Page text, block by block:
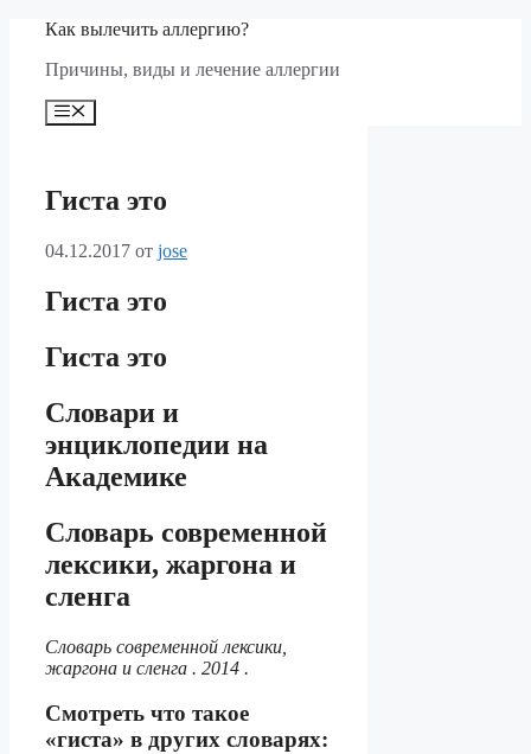
Перейти
содержимому
Как вылечить аллергию?
Причины, виды и лечение аллергии
Меню
Гиста это
04.12.2017 от jose
Гиста это
Гиста это
Словари и
энциклопедии на
Академике
Cловарь современной
лексики, жаргона и
сленга
Cловарь современной лексики,
жаргона и сленга . 2014 .
Смотреть что такое
«гиста» в других словарях: